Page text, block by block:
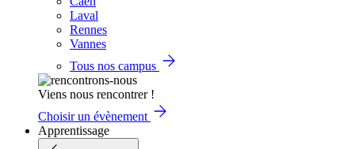
Laval
Rennes
Vannes
Tous nos campus
Viens nous rencontrer !
Choisir un évènement
Apprentissage